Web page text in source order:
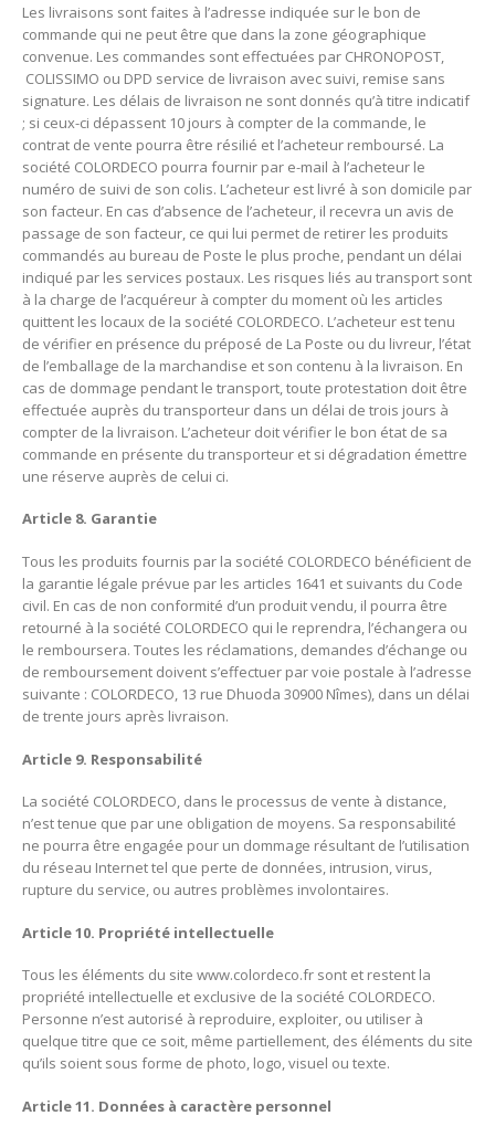
Les livraisons sont faites à l’adresse indiquée sur le bon de
commande qui ne peut être que dans la zone géographique
convenue. Les commandes sont effectuées par CHRONOPOST,
COLISSIMO ou DPD service de livraison avec suivi, remise sans
signature. Les délais de livraison ne sont donnés qu’à titre indicatif
; si ceux-ci dépassent 10 jours à compter de la commande, le
contrat de vente pourra être résilié et l’acheteur remboursé. La
société COLORDECO pourra fournir par e-mail à l’acheteur le
numéro de suivi de son colis. L’acheteur est livré à son domicile par
son facteur. En cas d’absence de l’acheteur, il recevra un avis de
passage de son facteur, ce qui lui permet de retirer les produits
commandés au bureau de Poste le plus proche, pendant un délai
indiqué par les services postaux. Les risques liés au transport sont
à la charge de l’acquéreur à compter du moment où les articles
quittent les locaux de la société COLORDECO. L’acheteur est tenu
de vérifier en présence du préposé de La Poste ou du livreur, l’état
de l’emballage de la marchandise et son contenu à la livraison. En
cas de dommage pendant le transport, toute protestation doit être
effectuée auprès du transporteur dans un délai de trois jours à
compter de la livraison. L’acheteur doit vérifier le bon état de sa
commande en présente du transporteur et si dégradation émettre
une réserve auprès de celui ci.
Article 8. Garantie
Tous les produits fournis par la société COLORDECO bénéficient de
la garantie légale prévue par les articles 1641 et suivants du Code
civil. En cas de non conformité d’un produit vendu, il pourra être
retourné à la société COLORDECO qui le reprendra, l’échangera ou
le remboursera. Toutes les réclamations, demandes d’échange ou
de remboursement doivent s’effectuer par voie postale à l’adresse
suivante : COLORDECO, 13 rue Dhuoda 30900 Nîmes), dans un délai
de trente jours après livraison.
Article 9. Responsabilité
La société COLORDECO, dans le processus de vente à distance,
n’est tenue que par une obligation de moyens. Sa responsabilité
ne pourra être engagée pour un dommage résultant de l’utilisation
du réseau Internet tel que perte de données, intrusion, virus,
rupture du service, ou autres problèmes involontaires.
Article 10. Propriété intellectuelle
Tous les éléments du site www.colordeco.fr sont et restent la
propriété intellectuelle et exclusive de la société COLORDECO.
Personne n’est autorisé à reproduire, exploiter, ou utiliser à
quelque titre que ce soit, même partiellement, des éléments du site
qu’ils soient sous forme de photo, logo, visuel ou texte.
Article 11. Données à caractère personnel